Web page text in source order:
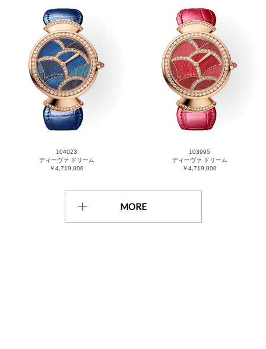
104023
ディーヴァ ドリーム
￥4,719,000
103995
ディーヴァ ドリーム
￥4,719,000
MORE